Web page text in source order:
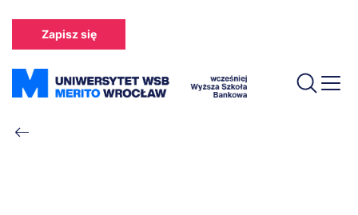
treści
Zapisz się
Ścieżka